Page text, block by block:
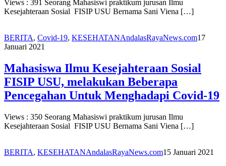
Views : 391 Seorang Mahasiswi praktikum jurusan Ilmu
Kesejahteraan Sosial FISIP USU Bernama Sani Viena […]
BERITA, Covid-19, KESEHATANAndalasRayaNews.com17
Januari 2021
Mahasiswa Ilmu Kesejahteraan Sosial
FISIP USU, melakukan Beberapa
Pencegahan Untuk Menghadapi Covid-19
Views : 350 Seorang Mahasiswi praktikum jurusan Ilmu
Kesejahteraan Sosial FISIP USU Bernama Sani Viena […]
BERITA, KESEHATANAndalasRayaNews.com15 Januari 2021